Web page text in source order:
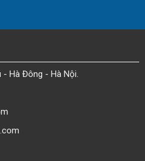
Hà Đông - Hà Nội.